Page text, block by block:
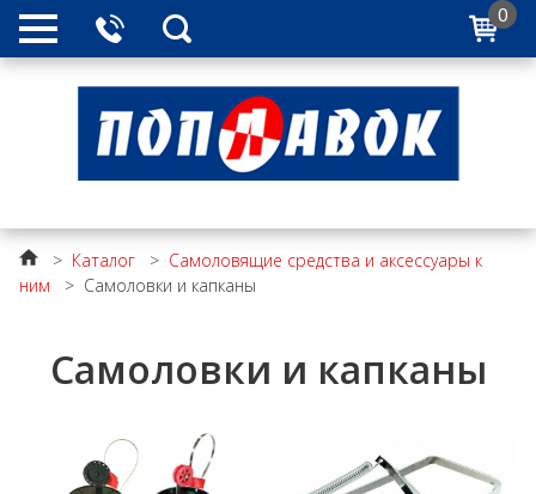
0
> Каталог > Самоловящие средства и аксессуары к
ним
> Самоловки и капканы
Самоловки и капканы